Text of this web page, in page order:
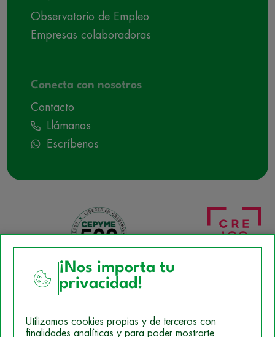
Observatorio de Empleo
Empresas colaboradoras
Conecta con nosotros
Contacto
Llámanos
Escríbenos
Política de Cookies
¡Nos importa tu
privacidad!
Utilizamos cookies propias y de terceros con
finalidades analíticas y para poder mostrarte